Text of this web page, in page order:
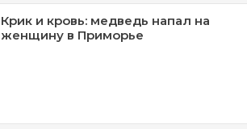
Крик и кровь: медведь напал на
женщину в Приморье